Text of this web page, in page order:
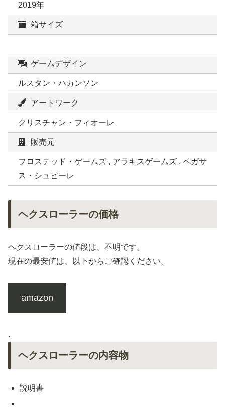
2019年
箱サイズ
ゲームデザイン
ルスタン・ハカンソン
アートワーク
クリスチャン・フィオーレ
販売元
フロステッド・ゲームズ , アラキスゲームズ , ペガサ
ス・シュピーレ
ヘクスローラーの価格
ヘクスローラーの値段は、不明です。
現在の最安値は、以下からご確認ください。
amazon
.
ヘクスローラーの内容物
説明書